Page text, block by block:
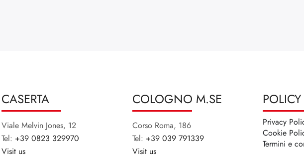
CASERTA
Viale Melvin Jones, 12
Tel: +39 0823 329970
Visit us
COLOGNO M.SE
Corso Roma, 186
Tel: +39 039 791339
Visit us
POLICY
Privacy
Cookie
Termini e